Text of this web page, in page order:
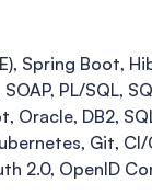
Spring Boot,
SOAP, PL/SQL,
Oracle, DB2,
Git, CI/
2.0, OpenID